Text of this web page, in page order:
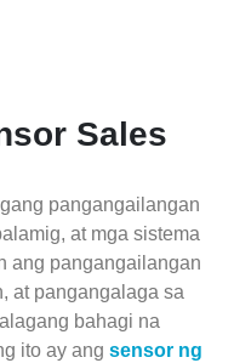
Sales
pangangailangan
at mga sistema
ang pangangailangan
at pangangalaga sa
bahagi na
ito ay ang sensor ng